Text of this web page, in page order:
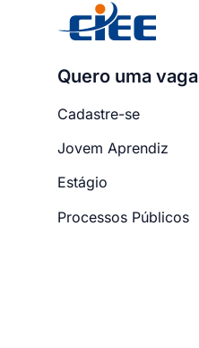
Quero uma vaga
Cadastre-se
Jovem Aprendiz
Estágio
Processos Públicos